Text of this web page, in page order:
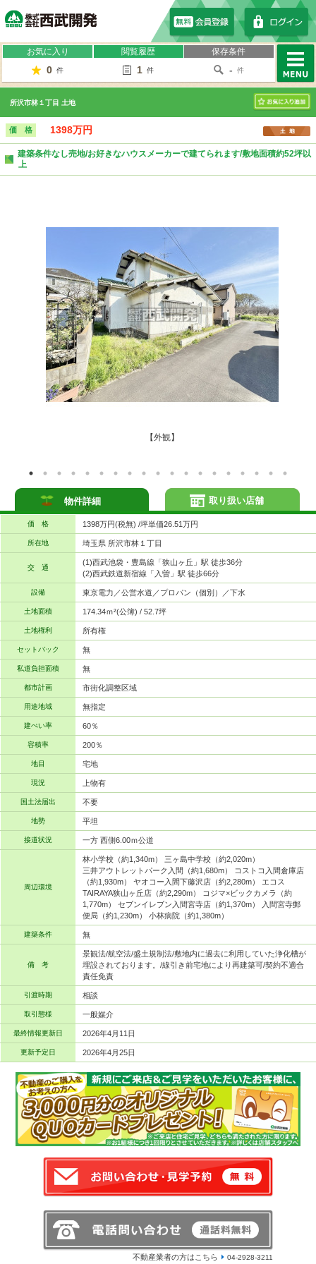
お気に入り
0 件
閲覧履歴
1 件
保存条件
- 件
MENU
所沢市林１丁目 土地
お気に入り
価 格 1398万円
建築条件なし売地/お好きなハウスメーカーで建てられます/敷地面積約52坪以
上
【外観】
物件詳細
価 格 1398万円(税無) /坪単価26.51万円
所在地 埼玉県 所沢市林１丁目
交 通
(1)西武池袋・豊島線「狭山ヶ丘」駅 徒歩36分
(2)西武鉄道新宿線「入曽」駅 徒歩66分
設備 東京電力／公営水道／プロパン（個別）／下水
土地面積 174.34ｍ²(公簿) / 52.7坪
土地権利 所有権
セットバック 無
私道負担面積 無
都市計画 市街化調整区域
用途地域 無指定
建ぺい率 60％
容積率 200％
地目 宅地
現況 上物有
国土法届出 不要
地勢 平坦
接道状況 一方 西側6.00ｍ公道
周辺環境
林小学校（約1,340m） 三ヶ島中学校（約2,020m）
三井アウトレットパーク入間（約1,680m） コストコ入間倉庫店
（約1,930m） ヤオコー入間下藤沢店（約2,280m） エコス
TAIRAYA狭山ヶ丘店（約2,290m） コジマ×ビックカメラ（約
1,770m） セブンイレブン入間宮寺店（約1,370m） 入間宮寺郵
便局（約1,230m） 小林病院（約1,380m）
建築条件 無
備 考
景観法/航空法/盛土規制法/敷地内に過去に利用していた浄化槽が
埋設されております。/線引き前宅地により再建築可/契約不適合
責任免責
引渡時期 相談
取引態様 一般媒介
最終情報更新日 2026年4月11日
更新予定日 2026年4月25日
不動産業者の方はこちら 04-2928-3211
取り扱い店舗